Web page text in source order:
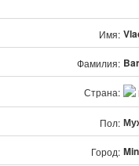
Имя:
Фамилия:
Страна:
Пол:
Город: